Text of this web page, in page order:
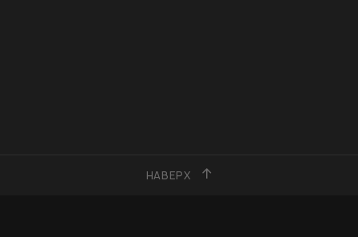
НАВЕРХ